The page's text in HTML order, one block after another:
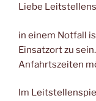
Liebe
in einem Notfall
Einsatzort zu
Anfahrtszeiten
Im